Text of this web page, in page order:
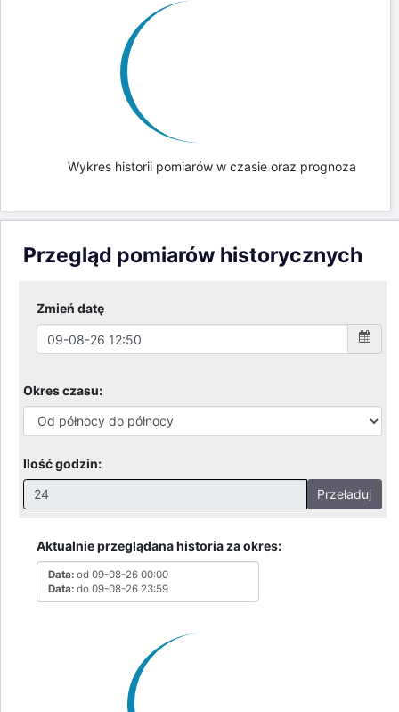
Wykres historii pomiarów w czasie oraz prognoza
Przegląd pomiarów historycznych
Zmień datę
Okres czasu:
Ilość godzin:
Przeładuj
Godziny: 1-168, Dni: 1-30, Miesiące: 1 - 2
Aktualnie przeglądana historia za okres:
Data: od 09-08-26 00:00
Data: do 09-08-26 23:59